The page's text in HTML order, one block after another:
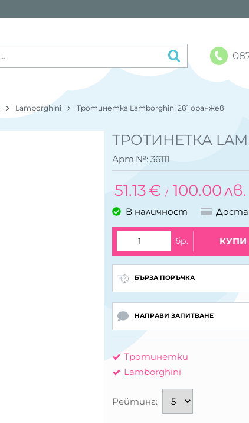
Lamborghini Тротинетка Lamborghini 2в1 оранжев
ТРОТИНЕТКА
Арт.№: 36111
51.13€ / 100.00лв.
В наличност
бр. КУПИ
БЪРЗА ПОРЪЧКА
НАПРАВИ ЗАПИТВАНЕ
Тротинетки
Lamborghini
Рейтинг: